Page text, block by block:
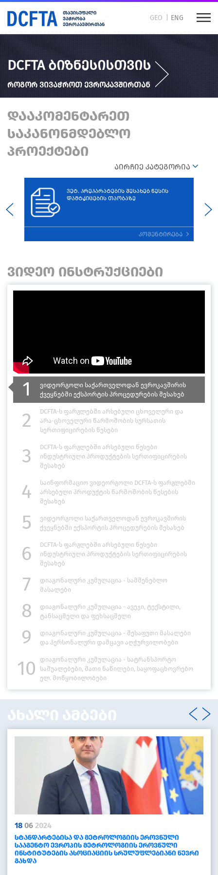
GEO ENG
DCFTA ბიზნესისთვის
როგორ ვივაჭროთ ევროკავშირთან
დააკომენტარეთ
საკანონმდებლო
პროექტები
აირჩიე კატეგორია
ვეტ. პრეპარატების შესახებ წესის
დამტკიცების თაობაზე
კომენტირება
ᲕᲘᲓᲔᲝ ᲘᲜᲡᲢᲠᲣᲥᲪᲘᲔᲑᲘ
1
ვიდეორგოლი საქართველოდან ევროკავშირის
ქვეყნებში ექსპორტის პროცედურების შესახებ
2
DCFTA-ს ფარგლებში არსებული ცხოველური და
არა-ცხოველური წარმოშობის სურსათის
სერთიფიცირების წესები
3
DCFTA-ს ფარგლებში არსებული წესები
ინდუსტრიული პროდუქტების სერთიფიცირების
შესახებ
4
საინფორმაციო ვიდეორგოლი DCFTA-ს ფარგლებში
არსებული პროდუქტის წარმოშობის წესების
შესახებ
5
ვიდეორგოლი საქართველოდან ევროკავშირის
ქვეყნებში ექსპორტის პროცედურების შესახებ
6
DCFTA-ს ფარგლებში არსებული წესები
ინდუსტრიული პროდუქტების სერთიფიცირების
შესახებ
7
დიაგონალური კუმულაცია - სამშენებლო
მასალები
8
დიაგონალური კუმულაცია - ავეჯი, ტექსტილი,
ტანსაცმელი და ფეხსაცმელი
9
დიაგონალური კუმულაცია - შესაფუთი მასალები
და პერსონალური დამცავი აღჭურვილობები
10
დიაგონალური კუმულაცია - სატრანსპორტო
საშუალებები, მათი ნაწილები, საყოფაცხოვრებო
ელ. მოწყობილობები
ახალი ამბები
18 06 2024
ᲡᲢᲐᲜᲓᲐᲠᲢᲔᲑᲘᲡᲐ ᲓᲐ ᲛᲔᲢᲠᲝᲚᲝᲒᲘᲘᲡ ᲔᲠᲝᲕᲜᲣᲚᲘ
ᲡᲐᲐᲒᲔᲜᲢᲝ ᲔᲕᲠᲝᲞᲘᲡ ᲛᲔᲢᲠᲝᲚᲝᲒᲘᲘᲡ ᲔᲠᲝᲕᲜᲣᲚᲘ
ᲘᲜᲡᲢᲘᲢᲣᲢᲔᲑᲘᲡ ᲐᲡᲝᲪᲘᲐᲪᲘᲘᲡ ᲡᲠᲣᲚᲣᲤᲚᲔᲑᲘᲐᲜᲘ ᲬᲔᲕᲠᲘ
ᲒᲐᲮᲓᲐ